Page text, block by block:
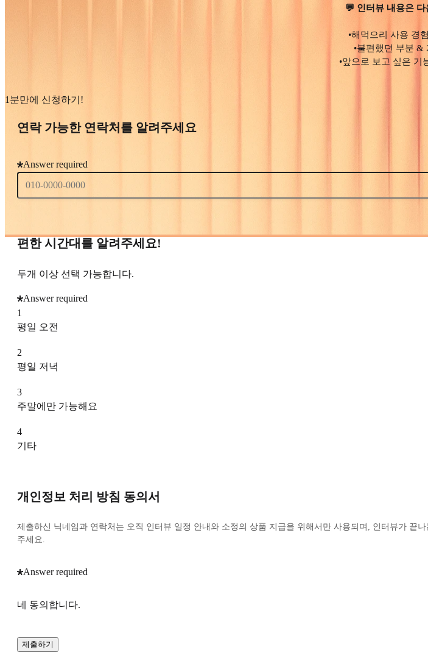
💬 인터뷰 내용은 다
•해먹으리 사용 경
•불편했던 부분 &
•앞으로 보고 싶은 기
1분만에 신청하기!
연락 가능한 연락처를 알려주세요
Answer required
편한 시간대를 알려주세요!
두개 이상 선택 가능합니다.
Answer required
1
평일 오전
2
평일 저녁
3
주말에만 가능해요
4
기타
개인정보 처리 방침 동의서
제출하신 닉네임과 연락처는 오직 인터뷰 일정 안내와 소정의 상품 지급을 위해서만 사용되며, 인터뷰가 끝
주세요.
Answer required
네 동의합니다.
제출하기